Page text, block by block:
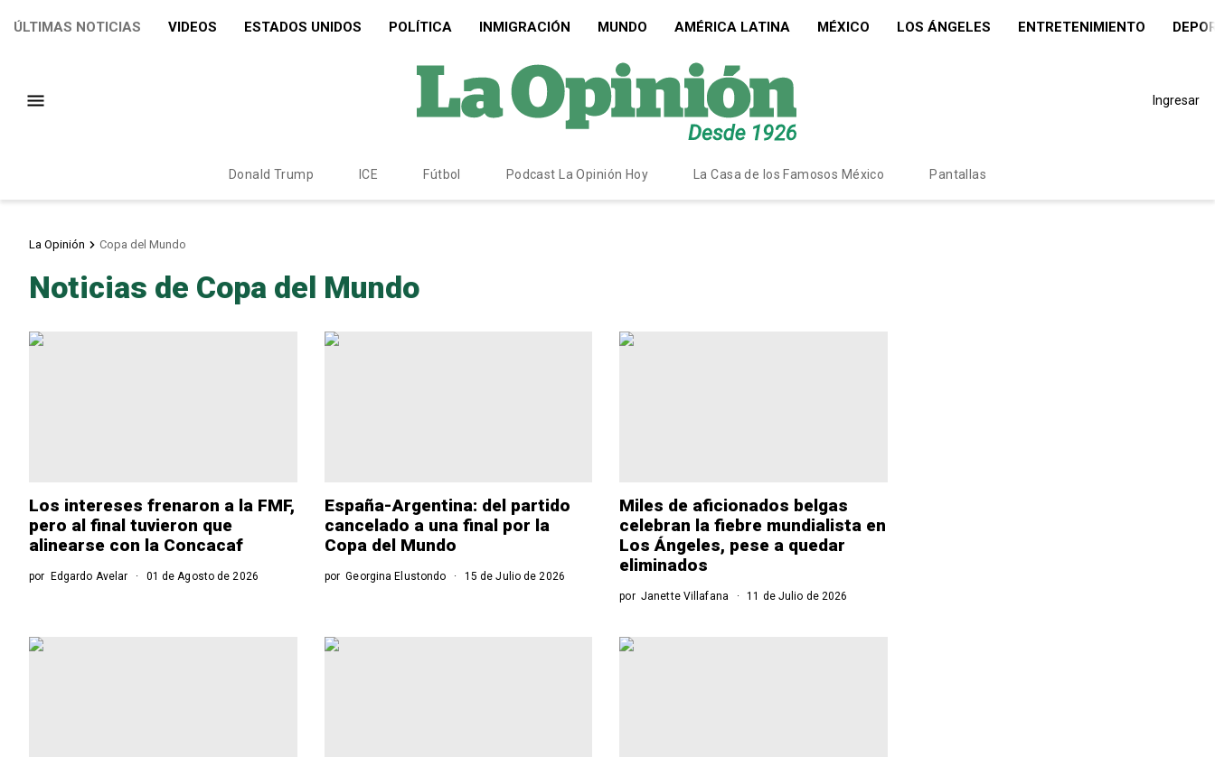
ÚLTIMAS NOTICIAS VIDEOS ESTADOS UNIDOS POLÍTICA INMIGRACIÓN MUNDO AMÉRICA LATINA MÉXICO LOS ÁNGELES ENTRETENIMIENTO
Ingresar
Donald Trump ICE Fútbol Podcast La Opinión Hoy La Casa de los Famosos México Pantallas
La Opinión Copa del Mundo
Noticias de Copa del Mundo
Los intereses frenaron a la FMF,
pero al final tuvieron que
alinearse con la Concacaf
por Edgardo Avelar 01 de Agosto de 2026
España-Argentina: del partido
cancelado a una final por la
Copa del Mundo
porGeorgina Elustondo 15 de Julio de 2026
Miles de aficionados belgas
celebran la fiebre mundialista en
Los Ángeles, pese a quedar
eliminados
por Janette Villafana 11 de Julio de 2026